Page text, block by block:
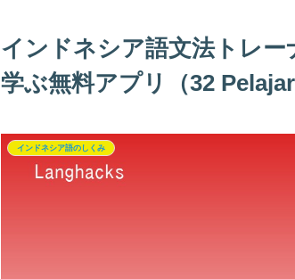
インドネシア語文法トレ
学ぶ無料アプリ（32
インドネシア語のしくみ